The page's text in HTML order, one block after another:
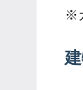
※